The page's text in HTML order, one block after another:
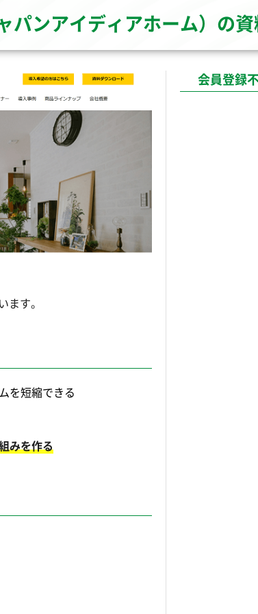
パンアイディアホーム）の
す。
を短縮できる
みを作る
会員登録